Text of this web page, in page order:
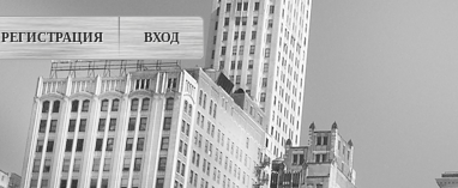
РЕГИСТРАЦИЯ ВХОД